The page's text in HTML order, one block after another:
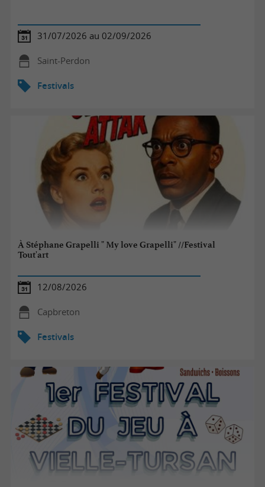
31/07/2026 au 02/09/2026
Saint-Perdon
Festivals
À Stéphane Grapelli " My love Grapelli" //Festival
Tout'art
12/08/2026
Capbreton
Festivals